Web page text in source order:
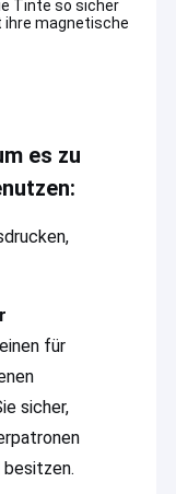
Tinte so sicher
ihre magnetische
es zu
für
sicher,
ist eine Firma mit